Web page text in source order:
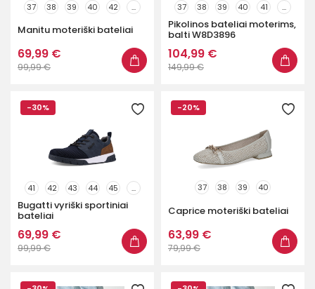
37 38 39 40 42 ...
Manitu moteriški bateliai
69,99 €
99,99 €
37 38 39 40 41 ...
Pikolinos bateliai moterims,
balti W8D3896
104,99 €
149,99 €
-30%
41 42 43 44 45 ...
Bugatti vyriški sportiniai
bateliai
69,99 €
99,99 €
-20%
37 38 39 40
Caprice moteriški bateliai
63,99 €
79,99 €